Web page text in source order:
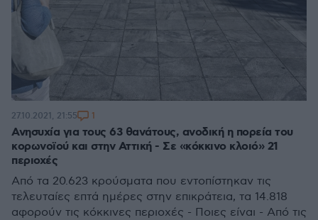
Ανησυχία για τους 63 θανάτους, ανοδική η πορεία του
κορωνοϊού και στην Αττική - Σε «κόκκινο κλοιό» 21
περιοχές
Από τα 20.623 κρούσματα που εντοπίστηκαν τις
τελευταίες επτά ημέρες στην επικράτεια, τα 14.818
αφορούν τις κόκκινες περιοχές - Ποιες είναι - Από τις
27.10.2021, 21:55 1